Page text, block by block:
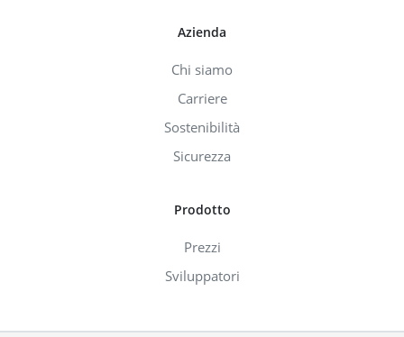
Azienda
Chi siamo
Carriere
Sostenibilità
Sicurezza
Prodotto
Prezzi
Sviluppatori